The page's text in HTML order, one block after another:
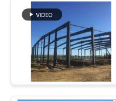
PRIVACY
POLICY